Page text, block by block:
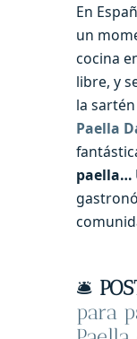
En
un
cocina
libre, y
la sartén
Paella
paella…
🛎️
para